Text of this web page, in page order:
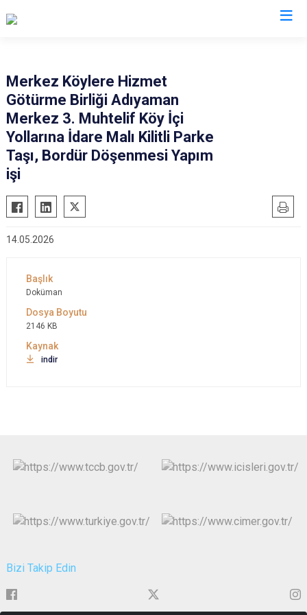
Merkez Köylere Hizmet
Götürme Birliği Adıyaman
Merkez 3. Muhtelif Köy İçi
Yollarına İdare Malı Kilitli Parke
Taşı, Bordür Döşenmesi Yapım
işi
14.05.2026
Doküman
2146 KB
indir
Bizi Takip Edin